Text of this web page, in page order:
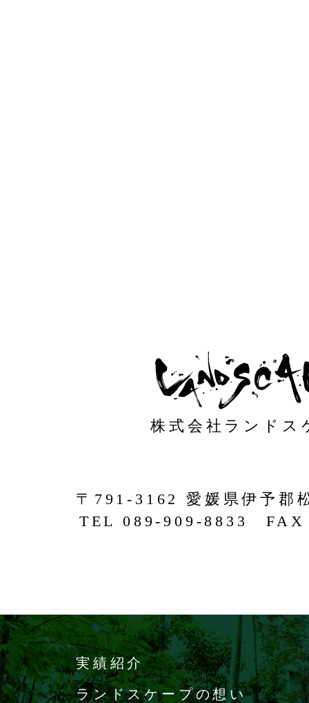
〒791-3162 愛媛県伊予郡
TEL 089-909-8833 FAX
株式会社ランドス
実績紹介
ランドスケープの想い